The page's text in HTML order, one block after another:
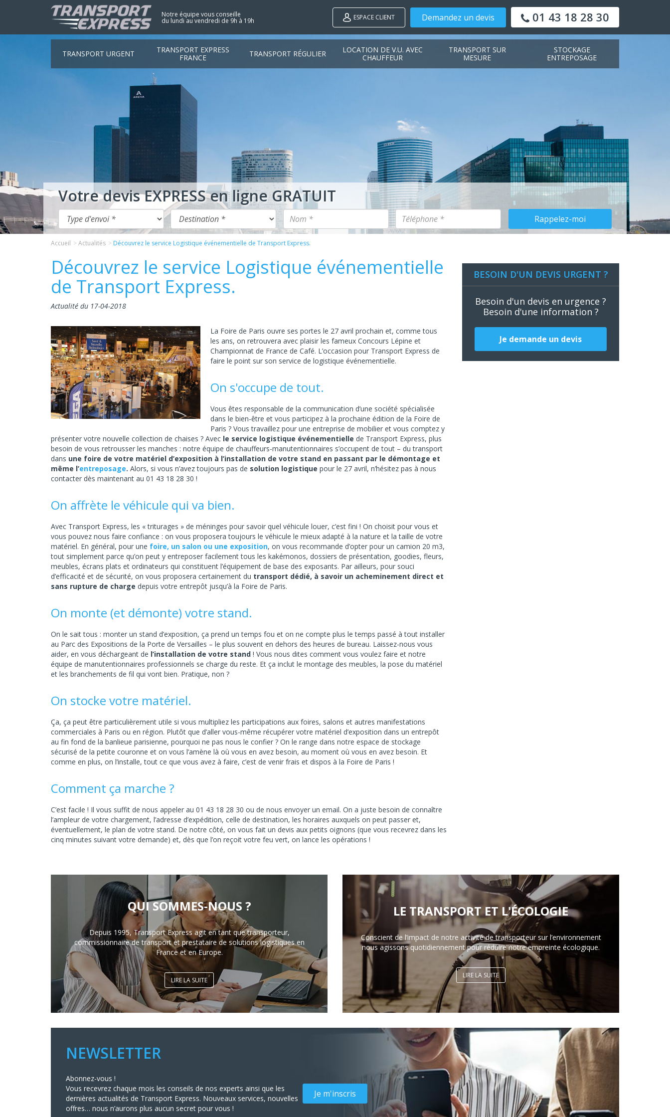
Notre équipe vous conseille
du lundi au vendredi de 9h à 19h ESPACE CLIENT Demandez un devis 01 43 18 28 30
TRANSPORT URGENT
TRANSPORT EXPRESS
FRANCE
TRANSPORT RÉGULIER
LOCATION DE V.U. AVEC
CHAUFFEUR
TRANSPORT SUR
MESURE
STOCKAGE
ENTREPOSAGE
Accueil Actualités Découvrez le service Logistique événementielle de Transport Express.
Découvrez le service Logistique événementielle
de Transport Express.
Actualité du 17-04-2018
La Foire de Paris ouvre ses portes le 27 avril prochain et, comme tous
les ans, on retrouvera avec plaisir les fameux Concours Lépine et
Championnat de France de Café. L’occasion pour Transport Express de
faire le point sur son service de logistique événementielle.
On s'occupe de tout.
Vous êtes responsable de la communication d’une société spécialisée
dans le bien-être et vous participez à la prochaine édition de la Foire de
Paris ? Vous travaillez pour une entreprise de mobilier et vous comptez y
présenter votre nouvelle collection de chaises ? Avec le service logistique événementielle de Transport Express, plus
besoin de vous retrousser les manches : notre équipe de chauffeurs-manutentionnaires s’occupent de tout – du transport
dans une foire de votre matériel d’exposition à l’installation de votre stand en passant par le démontage et
même l’entreposage. Alors, si vous n’avez toujours pas de solution logistique pour le 27 avril, n’hésitez pas à nous
contacter dès maintenant au 01 43 18 28 30 !
On affrète le véhicule qui va bien.
Avec Transport Express, les « triturages » de méninges pour savoir quel véhicule louer, c’est fini ! On choisit pour vous et
vous pouvez nous faire confiance : on vous proposera toujours le véhicule le mieux adapté à la nature et la taille de votre
matériel. En général, pour une foire, un salon ou une exposition, on vous recommande d’opter pour un camion 20 m3,
tout simplement parce qu’on peut y entreposer facilement tous les kakémonos, dossiers de présentation, goodies, fleurs,
meubles, écrans plats et ordinateurs qui constituent l’équipement de base des exposants. Par ailleurs, pour souci
d’efficacité et de sécurité, on vous proposera certainement du transport dédié, à savoir un acheminement direct et
sans rupture de charge depuis votre entrepôt jusqu’à la Foire de Paris.
On monte (et démonte) votre stand.
On le sait tous : monter un stand d’exposition, ça prend un temps fou et on ne compte plus le temps passé à tout installer
au Parc des Expositions de la Porte de Versailles – le plus souvent en dehors des heures de bureau. Laissez-nous vous
aider, en vous déchargeant de l’installation de votre stand ! Vous nous dites comment vous voulez faire et notre
équipe de manutentionnaires professionnels se charge du reste. Et ça inclut le montage des meubles, la pose du matériel
et les branchements de fil qui vont bien. Pratique, non ?
On stocke votre matériel.
Ça, ça peut être particulièrement utile si vous multipliez les participations aux foires, salons et autres manifestations
commerciales à Paris ou en région. Plutôt que d’aller vous-même récupérer votre matériel d’exposition dans un entrepôt
au fin fond de la banlieue parisienne, pourquoi ne pas nous le confier ? On le range dans notre espace de stockage
sécurisé de la petite couronne et on vous l’amène là où vous en avez besoin, au moment où vous en avez besoin. Et
comme en plus, on l’installe, tout ce que vous avez à faire, c’est de venir frais et dispos à la Foire de Paris !
Comment ça marche ?
C’est facile ! Il vous suffit de nous appeler au 01 43 18 28 30 ou de nous envoyer un email. On a juste besoin de connaître
l’ampleur de votre chargement, l’adresse d’expédition, celle de destination, les horaires auxquels on peut passer et,
éventuellement, le plan de votre stand. De notre côté, on vous fait un devis aux petits oignons (que vous recevrez dans les
cinq minutes suivant votre demande) et, dès que l’on reçoit votre feu vert, on lance les opérations !
BESOIN D'UN DEVIS URGENT ?
Besoin d'un devis en urgence ?
Besoin d'une information ?
Je demande un devis
Votre devis EXPRESS en ligne GRATUIT
Rappelez-moi
QUI SOMMES-NOUS ?
Depuis 1995, Transport Express agit en tant que transporteur,
commissionnaire de transport et prestataire de solutions logistiques en
France et en Europe.
LIRE LA SUITE
LE TRANSPORT ET L'ÉCOLOGIE
Conscient de l’impact de notre activité de transporteur sur l’environnement
nous agissons quotidiennement pour réduire notre empreinte écologique.
LIRE LA SUITE
NEWSLETTER
Abonnez-vous !
Vous recevrez chaque mois les conseils de nos experts ainsi que les
dernières actualités de Transport Express. Nouveaux services, nouvelles
offres… nous n’aurons plus aucun secret pour vous !
Je m'inscris